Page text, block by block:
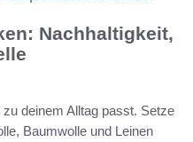
Nachhaltigkeit,
deinem Alltag passt. Setze
Baumwolle und Leinen